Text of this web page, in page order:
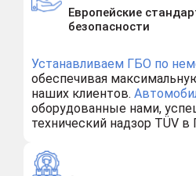
Европейские
безопасности
Устанавливаем ГБО по
обеспечивая
наших клиентов.
оборудованные нами,
технический надзор TÜV в